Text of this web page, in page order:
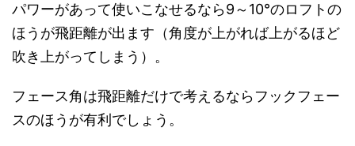
パワーがあって使いこなせるなら9～10°のロフトの
ほうが飛距離が出ます（角度が上がれば上がるほど
吹き上がってしまう）。
フェース角は飛距離だけで考えるならフックフェー
スのほうが有利でしょう。